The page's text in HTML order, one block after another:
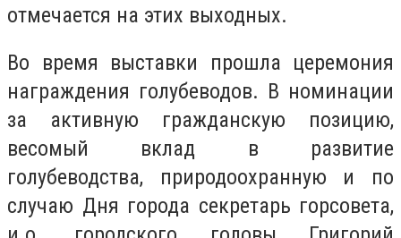
отмечается на этих выходных.
Во время выставки прошла церемония
награждения голубеводов. В номинации
за активную гражданскую позицию,
весомый вклад в развитие
голубеводства, природоохранную и по
случаю Дня города секретарь горсовета,